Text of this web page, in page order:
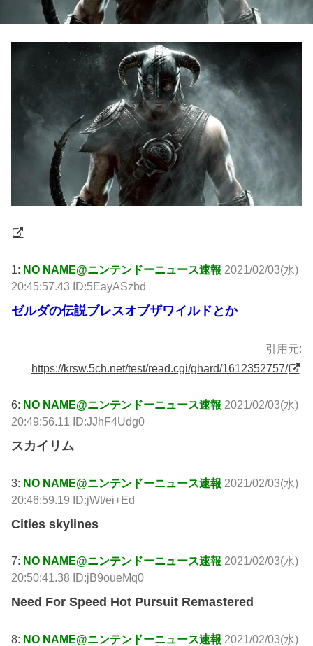
1: NO NAME@ニンテンドーニュース速報 2021/02/03(水)
20:45:57.43 ID:5EayASzbd
ゼルダの伝説ブレスオブザワイルドとか
引用元:
https://krsw.5ch.net/test/read.cgi/ghard/1612352757/
6: NO NAME@ニンテンドーニュース速報 2021/02/03(水)
20:49:56.11 ID:JJhF4Udg0
スカイリム
3: NO NAME@ニンテンドーニュース速報 2021/02/03(水)
20:46:59.19 ID:jWt/ei+Ed
Cities skylines
7: NO NAME@ニンテンドーニュース速報 2021/02/03(水)
20:50:41.38 ID:jB9oueMq0
Need For Speed Hot Pursuit Remastered
8: NO NAME@ニンテンドーニュース速報 2021/02/03(水)